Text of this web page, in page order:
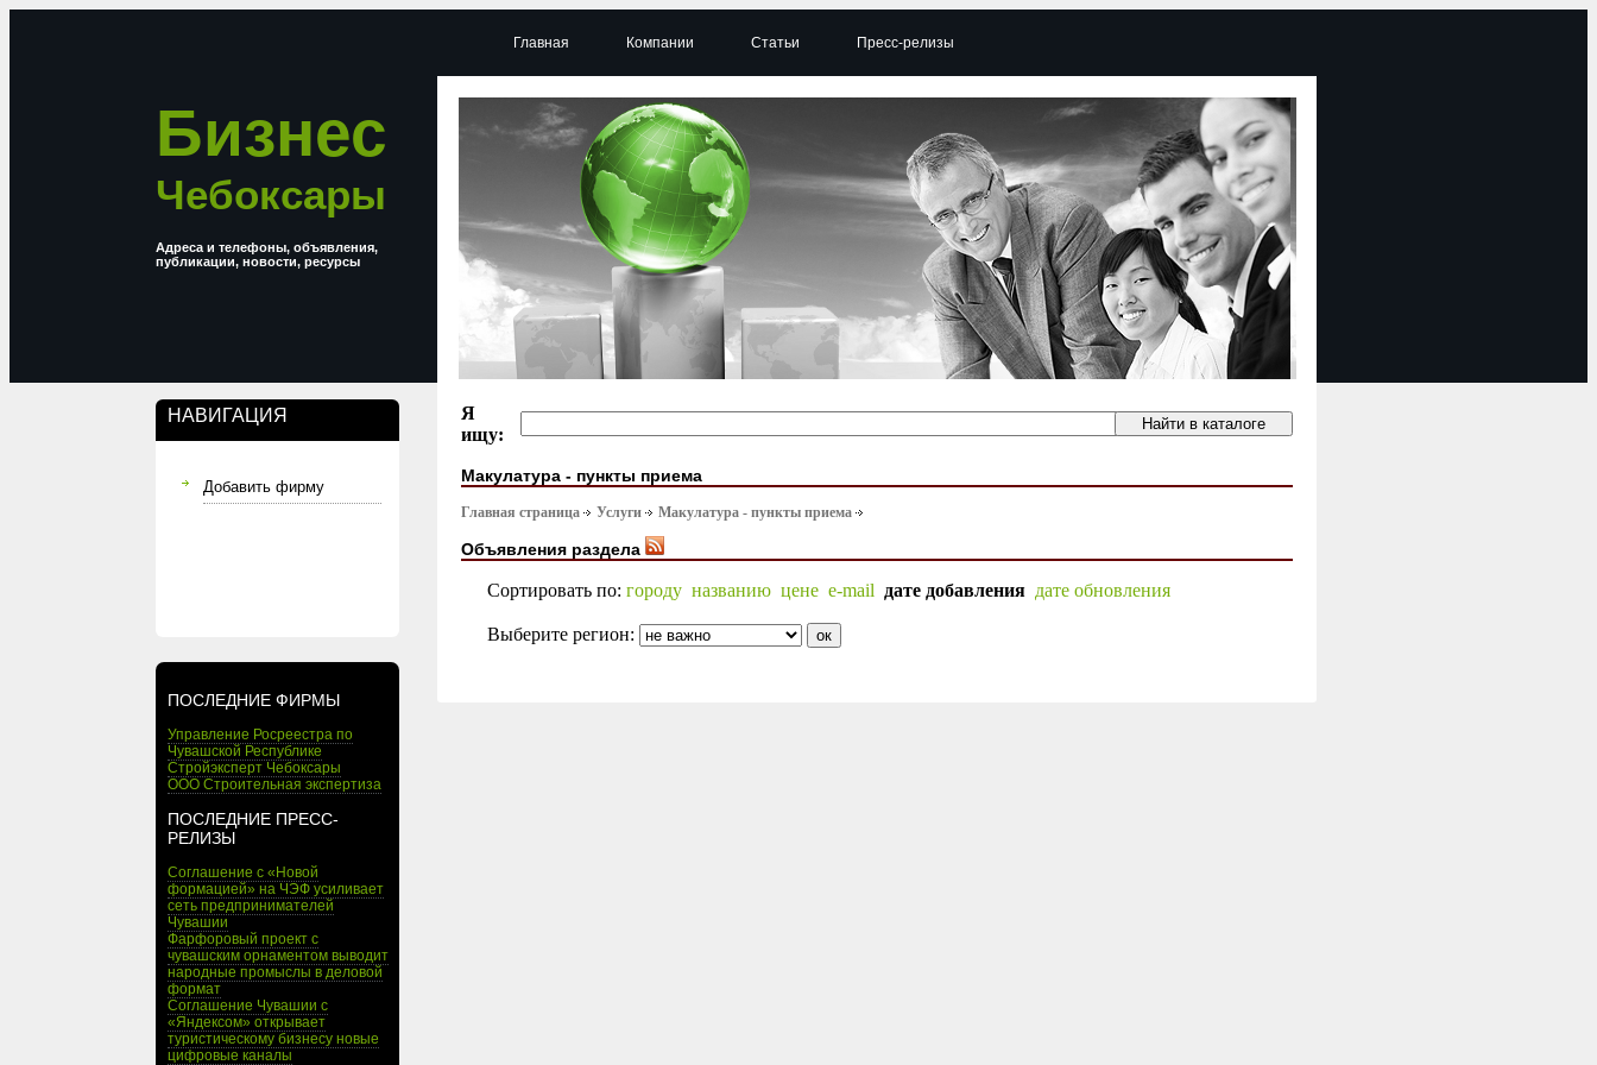
Бизнес
Чебоксары
Адреса и телефоны, объявления,
публикации, новости, ресурсы
НАВИГАЦИЯ
Добавить фирму
ПОСЛЕДНИЕ ФИРМЫ
Управление Росреестра по
Чувашской Республике
Стройэксперт Чебоксары
ООО Строительная экспертиза
ПОСЛЕДНИЕ ПРЕСС-
РЕЛИЗЫ
Соглашение с «Новой
формацией» на ЧЭФ усиливает
сеть предпринимателей
Чувашии
Фарфоровый проект с
чувашским орнаментом выводит
народные промыслы в деловой
формат
Соглашение Чувашии с
«Яндексом» открывает
туристическому бизнесу новые
цифровые каналы
Главная Компании Статьи Пресс-релизы
Я
ищу:
Макулатура - пункты приема
Главная страница Услуги Макулатура - пункты приема
Объявления раздела
Сортировать по: городу названию цене e-mail дате добавления дате обновления
Выберите регион: